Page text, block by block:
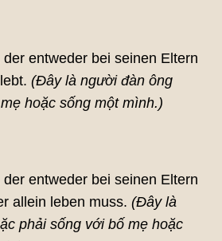
entweder bei seinen Eltern
(Đây là người đàn ông
hoặc sống một mình.)
entweder bei seinen Eltern
allein leben muss. (Đây là
phải sống với bố mẹ hoặc